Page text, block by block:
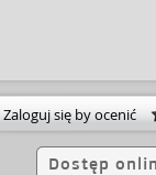
i siebie samych
Pana, gdy
dotknięcia jest
Jest tylko Dzieło
I cień. Coraz
Zaloguj się by ocenić
Dostęp